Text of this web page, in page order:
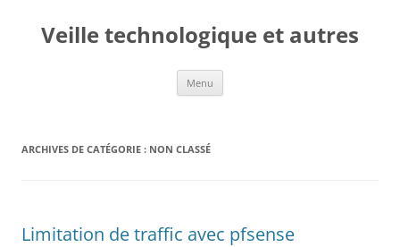
Veille technologique et autres
Menu
ARCHIVES DE CATÉGORIE : NON CLASSÉ
Limitation de traffic avec pfsense